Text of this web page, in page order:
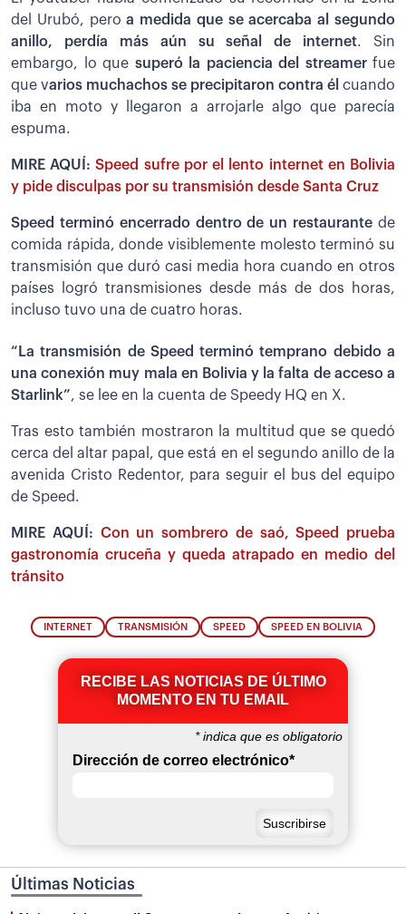
del Urubó, pero a medida que se acercaba al segundo
anillo, perdía más aún su señal de internet. Sin
embargo, lo que superó la paciencia del streamerfue
que varios muchachos se precipitaron contra él cuando
iba en moto y llegaron a arrojarle algo que parecía
espuma.
MIRE AQUÍ:Speed sufre por el lento internet en Bolivia
y pide disculpas por su transmisión desde Santa Cruz
Speed terminó encerrado dentro de un restaurante de
comida rápida, donde visiblemente molesto terminó su
transmisión que duró casi media hora cuando en otros
países logró transmisiones desde más de dos horas,
incluso tuvo una de cuatro horas.
“La transmisión de Speed terminó temprano debido a
una conexión muy mala en Bolivia y la falta de acceso a
Starlink”, se lee en la cuenta de Speedy HQ en X.
Tras esto también mostraron la multitud que se quedó
cerca del altar papal, que está en el segundo anillo de la
avenida Cristo Redentor, para seguir el bus del equipo
de Speed.
MIRE AQUÍ: Con un sombrero de saó, Speed prueba
gastronomía cruceña y queda atrapado en medio del
tránsito
INTERNET TRANSMISIÓN SPEED SPEED EN BOLIVIA
RECIBE LAS NOTICIAS DE ÚLTIMO
MOMENTO EN TU EMAIL
*indica que es obligatorio
Dirección de correo electrónico*
Últimas Noticias